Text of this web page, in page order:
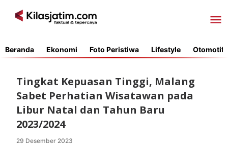
Beranda Ekonomi Foto Peristiwa Lifestyle Otomotif
Tingkat Kepuasan Tinggi, Malang
Sabet Perhatian Wisatawan pada
Libur Natal dan Tahun Baru
2023/2024
29 Desember 2023